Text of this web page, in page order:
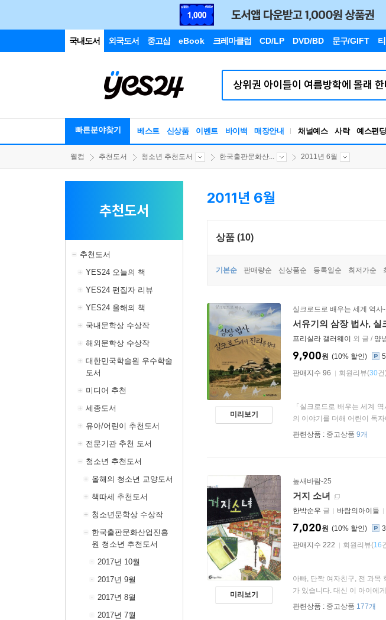
국내도서 외국도서 중고샵 eBook 크레마클럽 CD/LP DVD/BD 문구/GIFT
빠른분야찾기 베스트 신상품 이벤트 바이백 매장안내 채널예스 사락 예스펀딩
웰컴 추천도서 청소년 추천도서 한국출판문화산... 2011년 6월
추천도서
추천도서
YES24 오늘의 책
YES24 편집자 리뷰
YES24 올해의 책
국내문학상 수상작
해외문학상 수상작
대한민국학술원 우수학술
도서
미디어 추천
세종도서
유아/어린이 추천도서
전문기관 추천 도서
청소년 추천도서
올해의 청소년 교양도서
책따세 추천도서
청소년문학상 수상작
한국출판문화산업진흥
원 청소년 추천도서
2017년 10월
2017년 9월
2017년 8월
2017년 7월
2011년 6월
상품 (10)
기본순 판매량순 신상품순 등록일순 최저가순
미리보기
실크로드로 배우는 세계 역사
서유기의 삼장 법사, 실
프리실라 갤러웨이 외 글 / 양
10%
9,900원
판매지수 96
회원리뷰(30건)
「실크로드로 배우는 세계
의 이야기를 더해 어린이 독
관련상품 : 중고상품 9개
미리보기
높새바람-25
거지 소녀
한박순우 글 바람의아이들
10%
7,020원
판매지수 222
회원리뷰(16
아빠, 단짝 여자친구, 전 과목
가 있습니다. 대신 이 아이에
관련상품 : 중고상품 177개